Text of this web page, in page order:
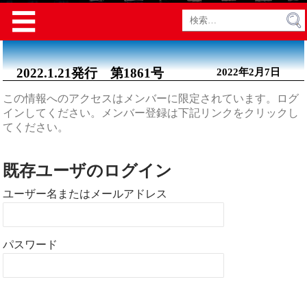
☰
検
索:
2022.1.21発行 第1861号 2022年2月7日
この情報へのアクセスはメンバーに限定されています。ログ
インしてください。メンバー登録は下記リンクをクリックし
てください。
既存ユーザのログイン
ユーザー名またはメールアドレス
パスワード